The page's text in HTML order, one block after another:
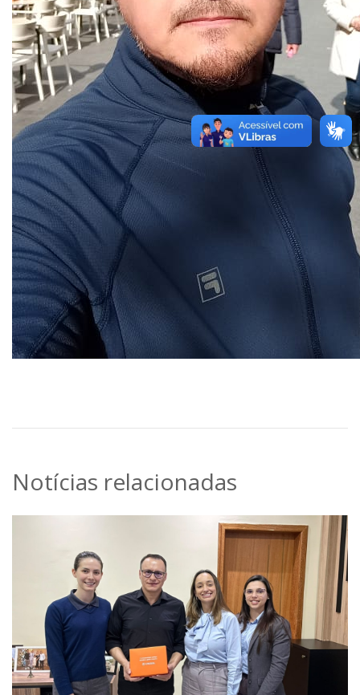
Notícias relacionadas